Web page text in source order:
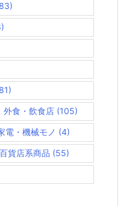
外食・飲食店(105)
電・機械モノ (4)
百貨店系商品 (55)